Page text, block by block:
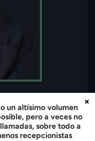
PLLC
& Hochman, PLLC en
un altísimo volumen
pero a veces no
sobre todo a
recepcionistas
×